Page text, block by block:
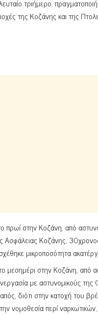
τριήμερο,
της Κοζάνης και της
στην Κοζάνη, από
Κοζάνης,
μικροποσότητα
στην Κοζάνη, από
με αστυνομικούς
διότι στην κατοχή του
νομοθεσία περί